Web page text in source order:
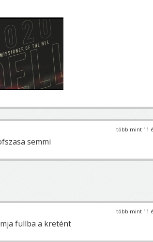
több mint 11
semmi
több mint 11
fullba a kretént